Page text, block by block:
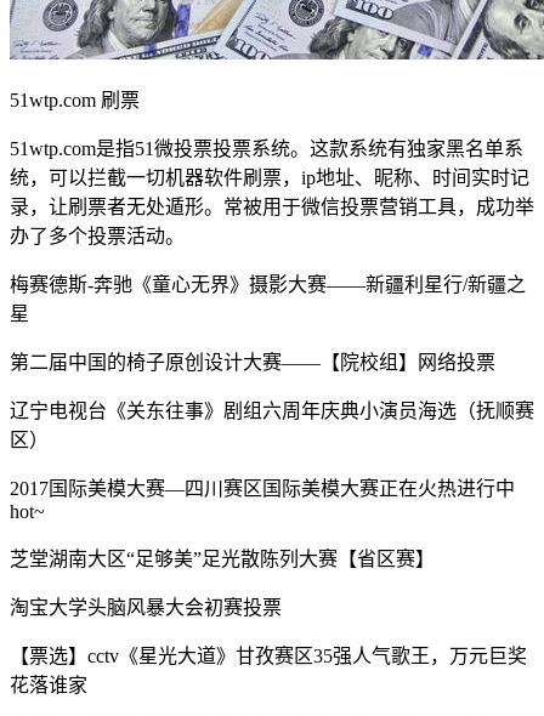
51wtp.com 刷票
51wtp.com是指51微投票投票系统。这款系统有独家黑名单系
统，可以拦截一切机器软件刷票，ip地址、昵称、时间实时记
录，让刷票者无处遁形。常被用于微信投票营销工具，成功举
办了多个投票活动。
梅赛德斯-奔驰《童心无界》摄影大赛——新疆利星行/新疆之
星
第二届中国的椅子原创设计大赛——【院校组】网络投票
辽宁电视台《关东往事》剧组六周年庆典小演员海选（抚顺赛
区）
2017国际美模大赛—四川赛区国际美模大赛正在火热进行中
hot~
芝堂湖南大区“足够美”足光散陈列大赛【省区赛】
淘宝大学头脑风暴大会初赛投票
【票选】cctv《星光大道》甘孜赛区35强人气歌王，万元巨奖
花落谁家